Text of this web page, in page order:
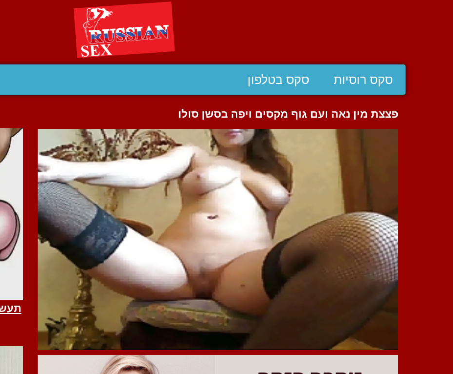
סקס רוסיות סקס בטלפון
פצצת מין נאה ועם גוף מקסים ויפה בסשן סולו